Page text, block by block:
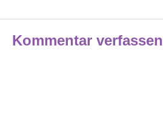
Kommentar verfassen